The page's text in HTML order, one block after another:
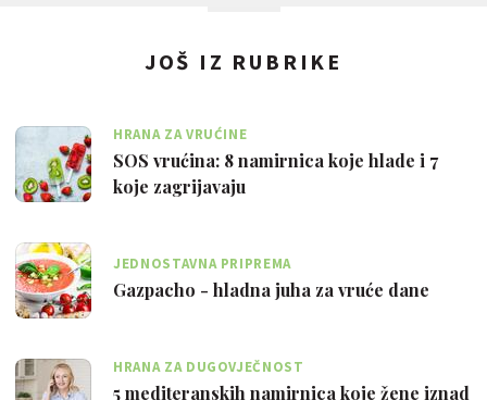
JOŠ IZ RUBRIKE
HRANA ZA VRUĆINE
SOS vrućina: 8 namirnica koje hlade i 7
koje zagrijavaju
JEDNOSTAVNA PRIPREMA
Gazpacho - hladna juha za vruće dane
HRANA ZA DUGOVJEČNOST
5 mediteranskih namirnica koje žene iznad